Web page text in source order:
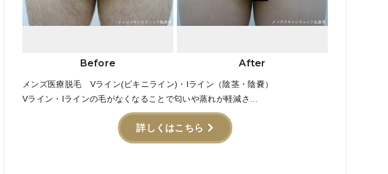
Before After
メンズ医療脱毛 Vライン(ビキニライン)・Iライン（陰茎・陰嚢）
Vライン・Iラインの毛がなくなることで匂いや蒸れが軽減さ...
詳しくはこちら